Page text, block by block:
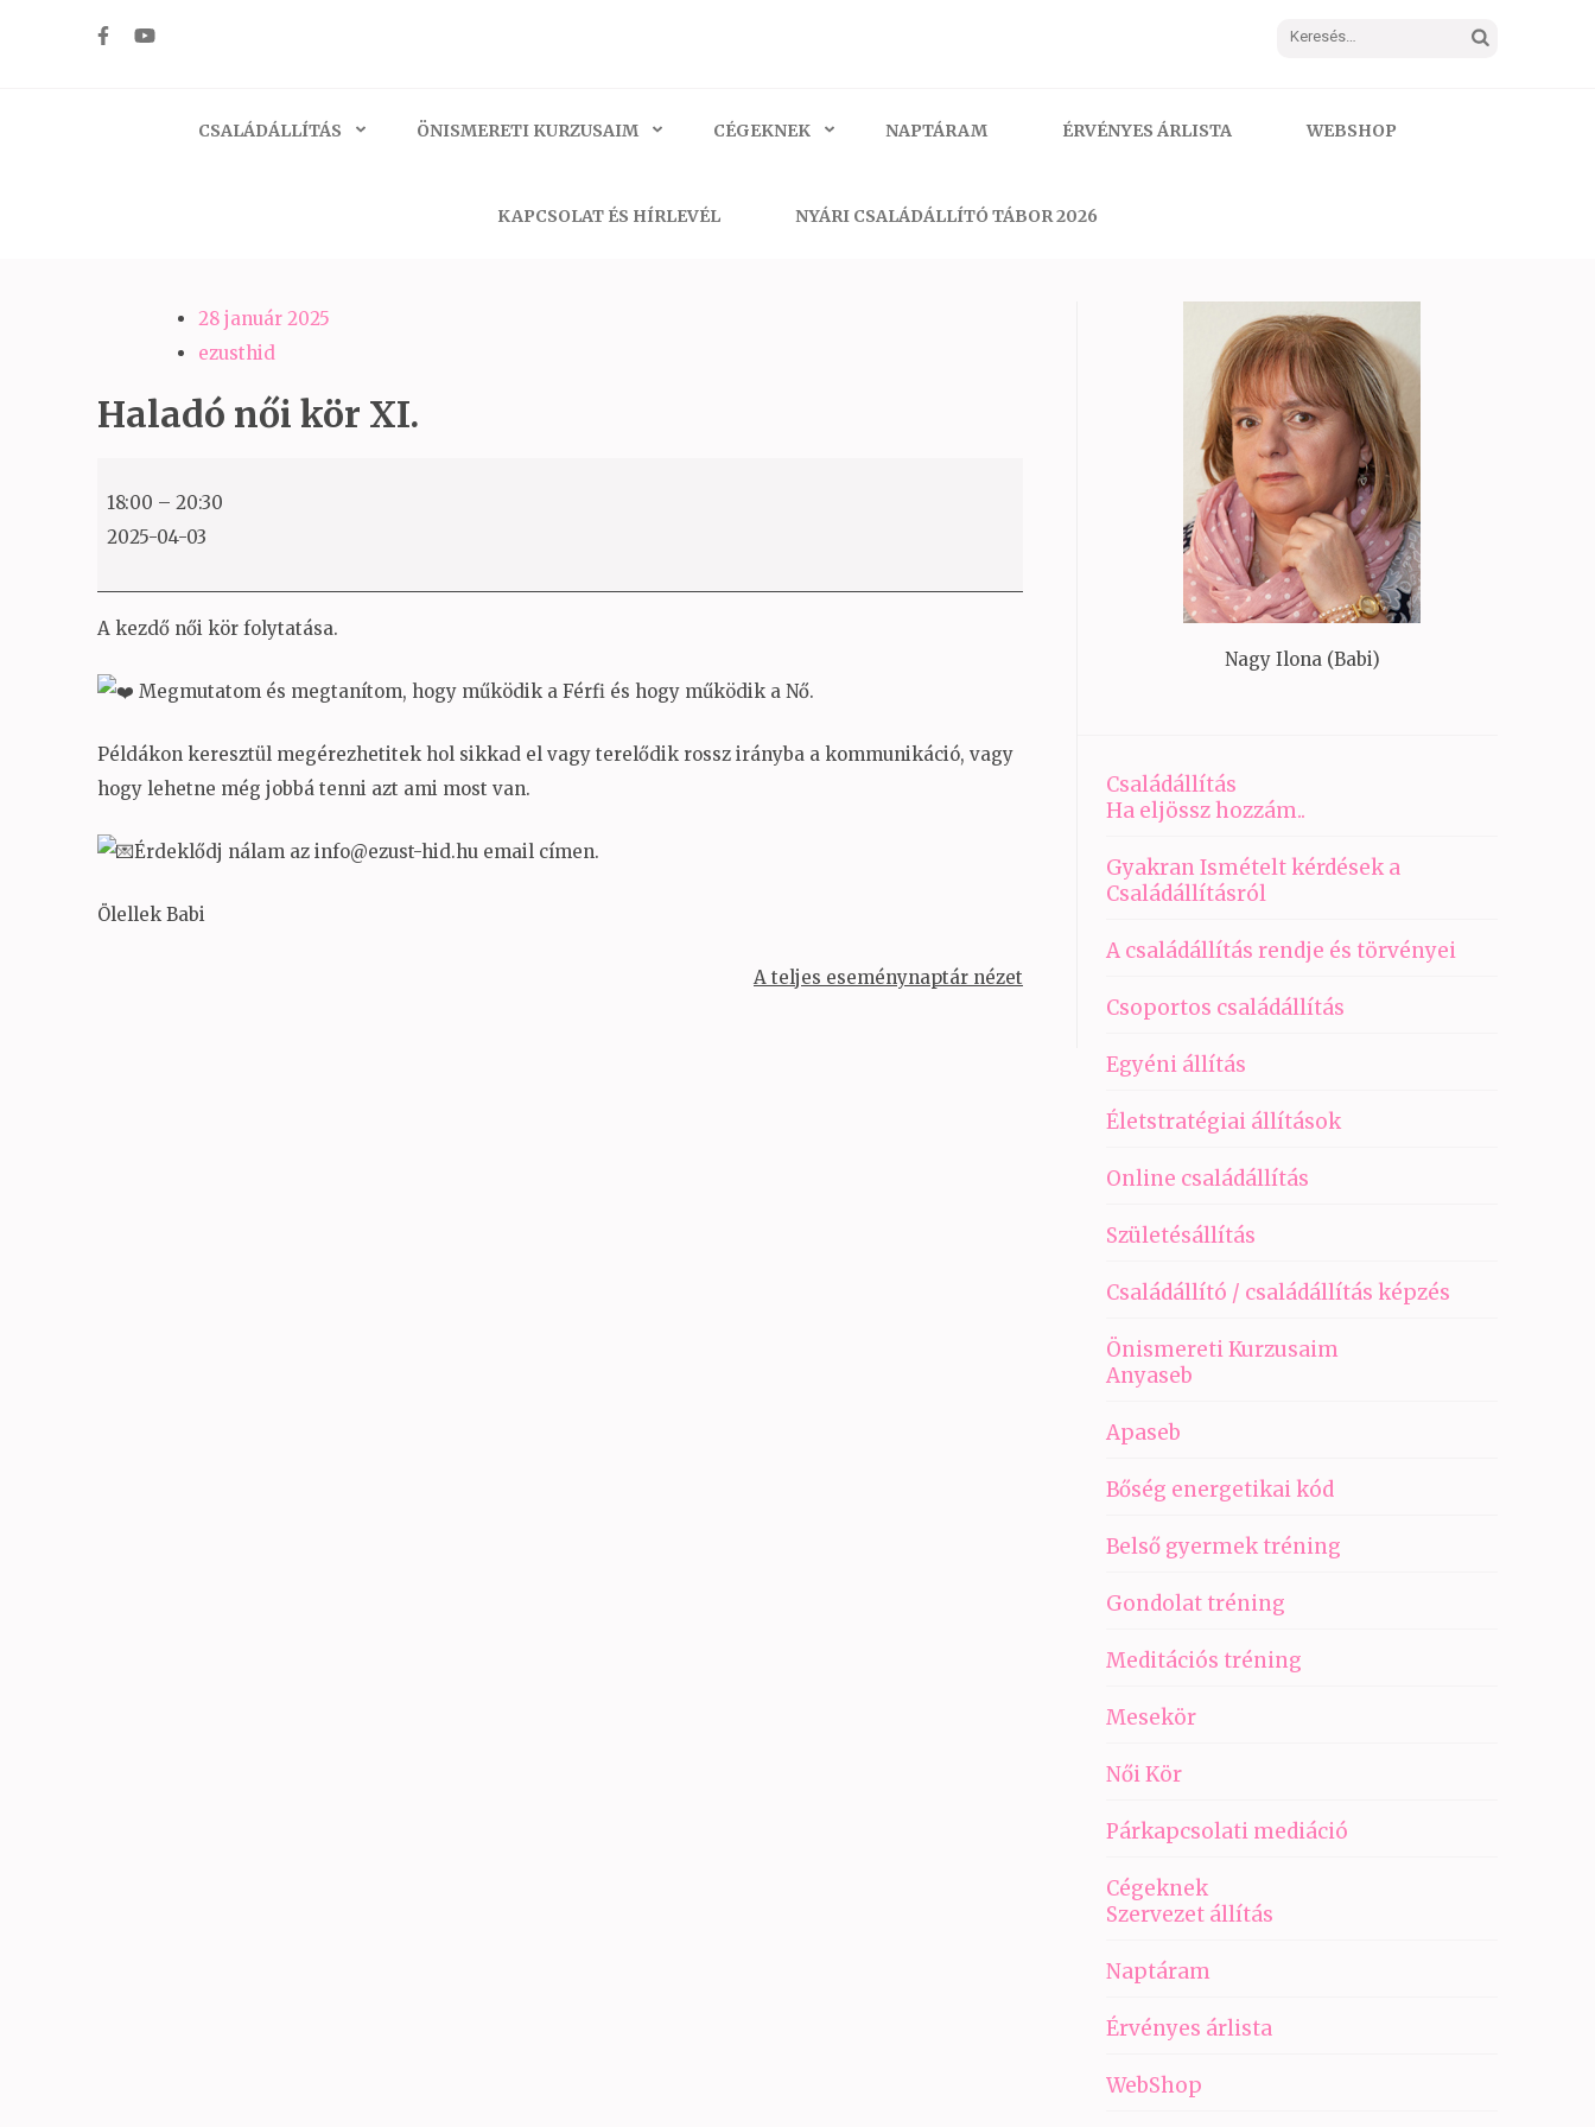
Keresés:
CSALÁDÁLLÍTÁS ÖNISMERETI KURZUSAIM CÉGEKNEK NAPTÁRAM ÉRVÉNYES ÁRLISTA WEBSHOP
KAPCSOLAT ÉS HÍRLEVÉL NYÁRI CSALÁDÁLLÍTÓ TÁBOR 2026
28 január 2025
ezusthid
Haladó női kör XI.
női
kör
18:00 – 20:30
2025-04-03
A kezdő női kör folytatása.
Megmutatom és megtanítom, hogy működik a Férfi és hogy működik a Nő.
Példákon keresztül megérezhetitek hol sikkad el vagy terelődik rossz irányba a kommunikáció, vagy
hogy lehetne még jobbá tenni azt ami most van.
Érdeklődj nálam az info@ezust-hid.hu email címen.
Ölellek Babi
A teljes eseménynaptár nézet
Nagy Ilona (Babi)
Családállítás
Ha eljössz hozzám..
Gyakran Ismételt kérdések a
Családállításról
A családállítás rendje és törvényei
Csoportos családállítás
Egyéni állítás
Életstratégiai állítások
Online családállítás
Születésállítás
Családállító / családállítás képzés
Önismereti Kurzusaim
Anyaseb
Apaseb
Bőség energetikai kód
Belső gyermek tréning
Gondolat tréning
Meditációs tréning
Mesekör
Női Kör
Párkapcsolati mediáció
Cégeknek
Szervezet állítás
Naptáram
Érvényes árlista
WebShop